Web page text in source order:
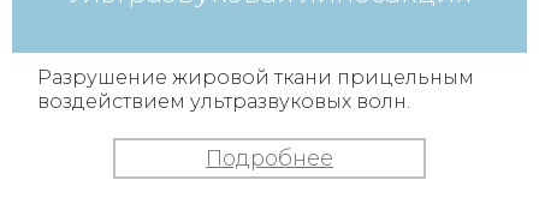
Разрушение жировой ткани прицельным
воздействием ультразвуковых волн.
Подробнее